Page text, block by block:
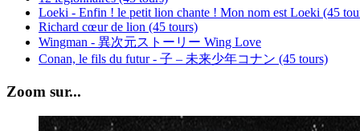
Loeki - Enfin ! le petit lion chante ! Mon nom est Loeki (45
Richard cœur de lion (45 tours)
Wingman - 異次元ストーリー Wing Love
Conan, le fils du futur - 子 – 未来少年コナン (45 tours)
Zoom sur...